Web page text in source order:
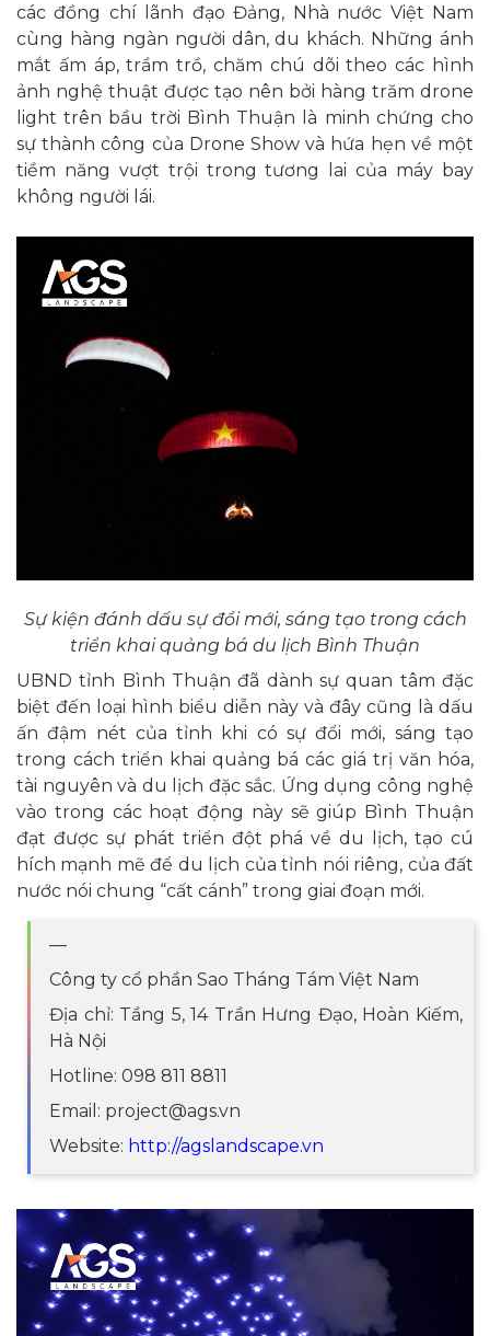
các đồng chí lãnh đạo Đảng, Nhà nước Việt Nam
cùng hàng ngàn người dân, du khách. Những ánh
mắt ấm áp, trầm trồ, chăm chú dõi theo các hình
ảnh nghệ thuật được tạo nên bởi hàng trăm drone
light trên bầu trời Bình Thuận là minh chứng cho
sự thành công của Drone Show và hứa hẹn về một
tiềm năng vượt trội trong tương lai của máy bay
không người lái.
Sự kiện đánh dấu sự đổi mới, sáng tạo trong cách
triển khai quảng bá du lịch Bình Thuận
UBND tỉnh Bình Thuận đã dành sự quan tâm đặc
biệt đến loại hình biểu diễn này và đây cũng là dấu
ấn đậm nét của tỉnh khi có sự đổi mới, sáng tạo
trong cách triển khai quảng bá các giá trị văn hóa,
tài nguyên và du lịch đặc sắc. Ứng dụng công nghệ
vào trong các hoạt động này sẽ giúp Bình Thuận
đạt được sự phát triển đột phá về du lịch, tạo cú
hích mạnh mẽ để du lịch của tỉnh nói riêng, của đất
nước nói chung “cất cánh” trong giai đoạn mới.
—
Công ty cổ phần Sao Tháng Tám Việt Nam
Địa chỉ: Tầng 5, 14 Trần Hưng Đạo, Hoàn Kiếm,
Hà Nội
Hotline: 098 811 8811
Email: project@ags.vn
Website: http://agslandscape.vn